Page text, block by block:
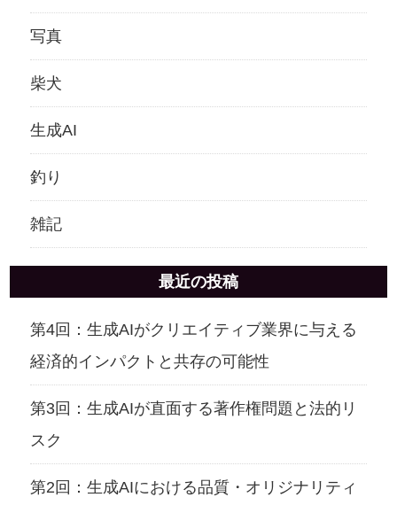
写真
柴犬
生成AI
釣り
雑記
最近の投稿
第4回：生成AIがクリエイティブ業界に与える
経済的インパクトと共存の可能性
第3回：生成AIが直面する著作権問題と法的リ
スク
第2回：生成AIにおける品質・オリジナリティ